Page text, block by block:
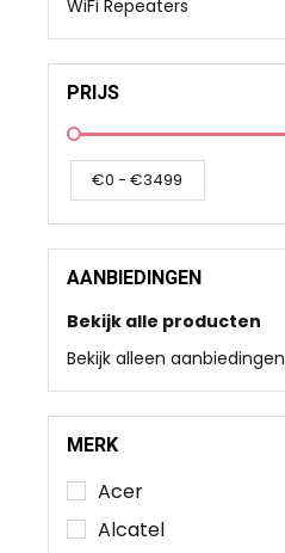
WiFi Repeaters
PRIJS
AANBIEDINGEN
Bekijk alle producten
Bekijk alleen aanbiedingen
MERK
Acer
Alcatel